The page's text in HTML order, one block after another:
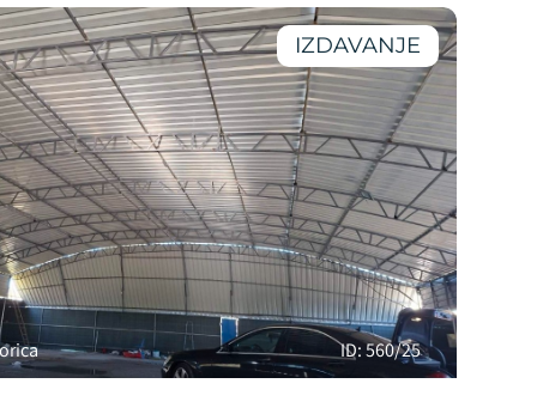
ID: 560/25
IZDAVANJE